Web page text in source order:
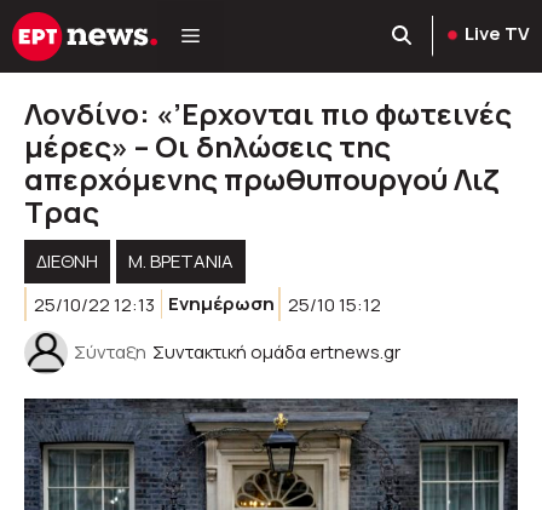
Μετάβαση
σε
Live TV
Λονδίνο: «’Ερχονται πιο φωτεινές
μέρες» – Oι δηλώσεις της
απερχόμενης πρωθυπουργού Λιζ
Τρας
ΔΙΕΘΝΗ
M. ΒΡΕΤΑΝΊΑ
25/10/22 12:13
Ενημέρωση 25/10 15:12
Σύνταξη Συντακτική ομάδα ertnews.gr